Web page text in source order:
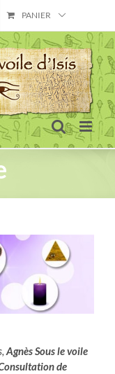
PANIER
Agnès Sous le voile
de